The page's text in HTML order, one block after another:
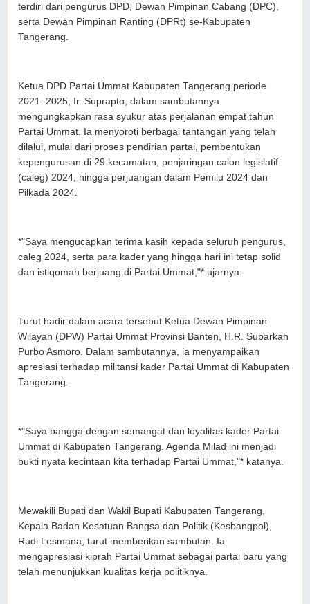
terdiri dari pengurus DPD, Dewan Pimpinan Cabang (DPC),
serta Dewan Pimpinan Ranting (DPRt) se-Kabupaten
Tangerang.
Ketua DPD Partai Ummat Kabupaten Tangerang periode
2021–2025, Ir. Suprapto, dalam sambutannya
mengungkapkan rasa syukur atas perjalanan empat tahun
Partai Ummat. Ia menyoroti berbagai tantangan yang telah
dilalui, mulai dari proses pendirian partai, pembentukan
kepengurusan di 29 kecamatan, penjaringan calon legislatif
(caleg) 2024, hingga perjuangan dalam Pemilu 2024 dan
Pilkada 2024.
*"Saya mengucapkan terima kasih kepada seluruh pengurus,
caleg 2024, serta para kader yang hingga hari ini tetap solid
dan istiqomah berjuang di Partai Ummat,"* ujarnya.
Turut hadir dalam acara tersebut Ketua Dewan Pimpinan
Wilayah (DPW) Partai Ummat Provinsi Banten, H.R. Subarkah
Purbo Asmoro. Dalam sambutannya, ia menyampaikan
apresiasi terhadap militansi kader Partai Ummat di Kabupaten
Tangerang.
*"Saya bangga dengan semangat dan loyalitas kader Partai
Ummat di Kabupaten Tangerang. Agenda Milad ini menjadi
bukti nyata kecintaan kita terhadap Partai Ummat,"* katanya.
Mewakili Bupati dan Wakil Bupati Kabupaten Tangerang,
Kepala Badan Kesatuan Bangsa dan Politik (Kesbangpol),
Rudi Lesmana, turut memberikan sambutan. Ia
mengapresiasi kiprah Partai Ummat sebagai partai baru yang
telah menunjukkan kualitas kerja politiknya.